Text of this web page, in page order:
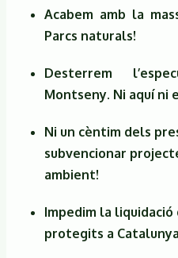
Acabem amb la
Parcs naturals!
Desterrem
Montseny. Ni aquí ni
Ni un cèntim dels
subvencionar
ambient!
Impedim la
protegits a